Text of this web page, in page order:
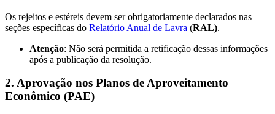
Os rejeitos e estéreis devem ser obrigatoriamente declarados nas
seções específicas do Relatório Anual de Lavra (RAL).
Atenção: Não será permitida a retificação dessas informações
após a publicação da resolução.
2. Aprovação nos Planos de Aproveitamento
Econômico (PAE)